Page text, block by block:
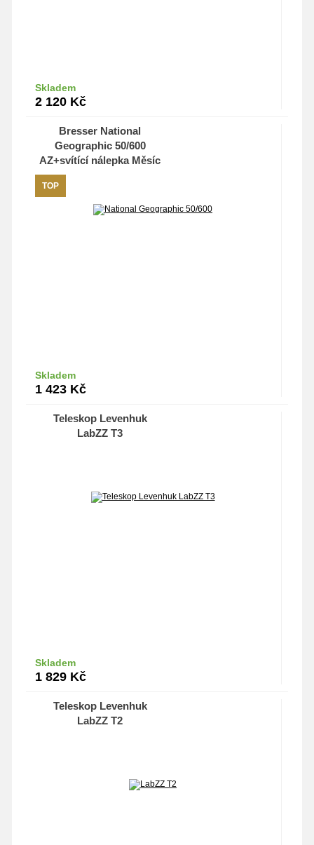
Skladem
2 120 Kč
Bresser National
Geographic 50/600
AZ+svítící nálepka Měsíc
TOP
Skladem
1 423 Kč
Teleskop Levenhuk
LabZZ T3
Skladem
1 829 Kč
Teleskop Levenhuk
LabZZ T2